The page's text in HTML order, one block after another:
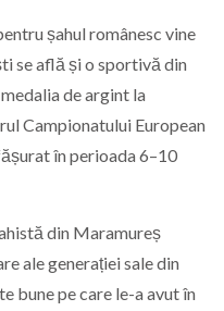
șahul românesc vine
se află și o sportivă din
de argint la
Campionatului European
în perioada 6–10
din Maramureș
ale generației sale din
bune pe care le-a avut în